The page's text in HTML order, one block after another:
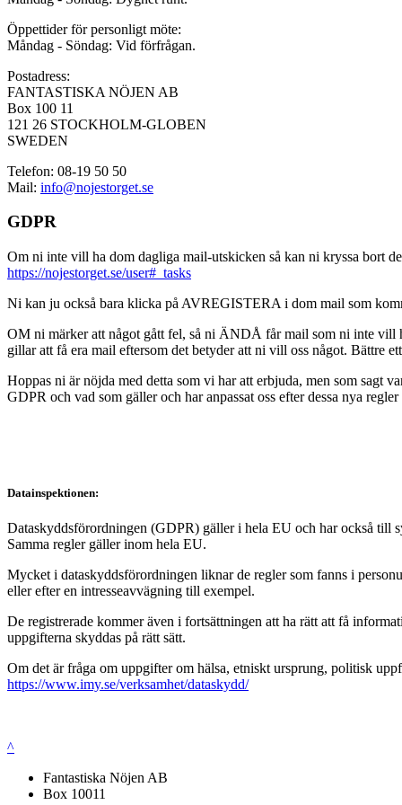
Öppettider för personligt möte:
Måndag - Söndag: Vid förfrågan.
Postadress:
FANTASTISKA NÖJEN AB
Box 100 11
121 26 STOCKHOLM-GLOBEN
SWEDEN
Telefon: 08-19 50 50
Mail: info@nojestorget.se
GDPR
Om ni inte vill ha dom dagliga mail-utskicken så kan ni kryssa bort
https://nojestorget.se/user#_tasks
Ni kan ju också bara klicka på AVREGISTERA i dom mail som
OM ni märker att något gått fel, så ni ÄNDÅ får mail som ni inte vill
gillar att få era mail eftersom det betyder att ni vill oss något. Bättre
Hoppas ni är nöjda med detta som vi har att erbjuda, men som sagt
GDPR och vad som gäller och har anpassat oss efter dessa nya
Datainspektionen:
Dataskyddsförordningen (GDPR) gäller i hela EU och har också till
Samma regler gäller inom hela EU.
Mycket i dataskyddsförordningen liknar de regler som fanns i
eller efter en intresseavvägning till exempel.
De registrerade kommer även i fortsättningen att ha rätt att få
uppgifterna skyddas på rätt sätt.
Om det är fråga om uppgifter om hälsa, etniskt ursprung, politisk
https://www.imy.se/verksamhet/dataskydd/
^
Fantastiska Nöjen AB
Box 10011